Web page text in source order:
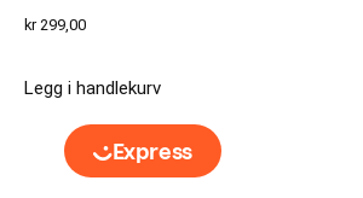
kr299,00
Legg i handlekurv